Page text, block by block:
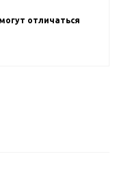
отличаться